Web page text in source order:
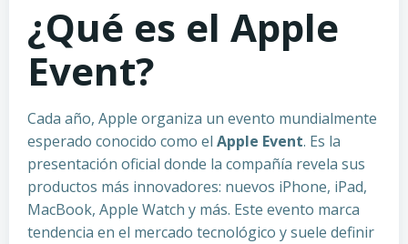
¿Qué es el Apple
Event?
Cada año, Apple organiza un evento mundialmente
esperado conocido como el Apple Event. Es la
presentación oficial donde la compañía revela sus
productos más innovadores: nuevos iPhone, iPad,
MacBook, Apple Watch y más. Este evento marca
tendencia en el mercado tecnológico y suele definir